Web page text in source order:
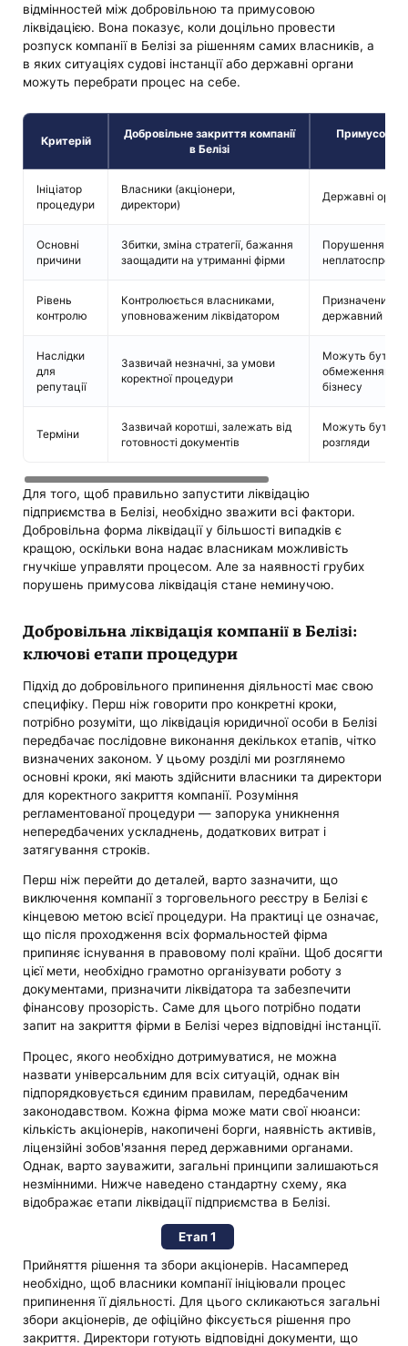
відмінностей між добровільною та примусовою
ліквідацією. Вона показує, коли доцільно провести
розпуск компанії в Белізі за рішенням самих власників, а
в яких ситуаціях судові інстанції або державні органи
можуть перебрати процес на себе.
Критерій
Добровільне закриття компанії
в Белізі
Примусова
Ініціатор
процедури
Власники (акціонери,
директори)
Державні
Основні
причини
Збитки, зміна стратегії, бажання
заощадити на утриманні фірми
Порушення
Рівень
контролю
Контролюється власниками,
уповноваженим ліквідатором
Призначений
державний
Наслідки
для
репутації
Зазвичай незначні, за умови
коректної процедури
Можуть бути
обмеженнями
бізнесу
Терміни
Зазвичай коротші, залежать від
готовності документів
Можуть бути
розгляди
Для того, щоб правильно запустити ліквідацію
підприємства в Белізі, необхідно зважити всі фактори.
Добровільна форма ліквідації у більшості випадків є
кращою, оскільки вона надає власникам можливість
гнучкіше управляти процесом. Але за наявності грубих
порушень примусова ліквідація стане неминучою.
Добровільна ліквідація компанії в Белізі:
ключові етапи процедури
Підхід до добровільного припинення діяльності має свою
специфіку. Перш ніж говорити про конкретні кроки,
потрібно розуміти, що ліквідація юридичної особи в Белізі
передбачає послідовне виконання декількох етапів, чітко
визначених законом. У цьому розділі ми розглянемо
основні кроки, які мають здійснити власники та директори
для коректного закриття компанії. Розуміння
регламентованої процедури — запорука уникнення
непередбачених ускладнень, додаткових витрат і
затягування строків.
Перш ніж перейти до деталей, варто зазначити, що
виключення компанії з торговельного реєстру в Белізі є
кінцевою метою всієї процедури. На практиці це означає,
що після проходження всіх формальностей фірма
припиняє існування в правовому полі країни. Щоб досягти
цієї мети, необхідно грамотно організувати роботу з
документами, призначити ліквідатора та забезпечити
фінансову прозорість. Саме для цього потрібно подати
запит на закриття фірми в Белізі через відповідні інстанції.
Процес, якого необхідно дотримуватися, не можна
назвати універсальним для всіх ситуацій, однак він
підпорядковується єдиним правилам, передбаченим
законодавством. Кожна фірма може мати свої нюанси:
кількість акціонерів, накопичені борги, наявність активів,
ліцензійні зобов'язання перед державними органами.
Однак, варто зауважити, загальні принципи залишаються
незмінними. Нижче наведено стандартну схему, яка
відображає етапи ліквідації підприємства в Белізі.
Етап 1
Прийняття рішення та збори акціонерів. Насамперед
необхідно, щоб власники компанії ініціювали процес
припинення її діяльності. Для цього скликаються загальні
збори акціонерів, де офіційно фіксується рішення про
закриття. Директори готують відповідні документи, що